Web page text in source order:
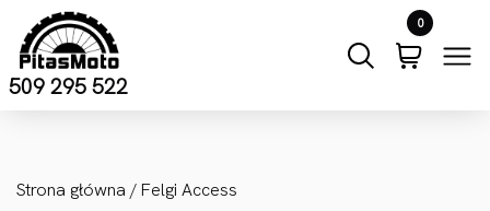
Przejdź do treści
509 295 522
0
Strona główna / Felgi Access